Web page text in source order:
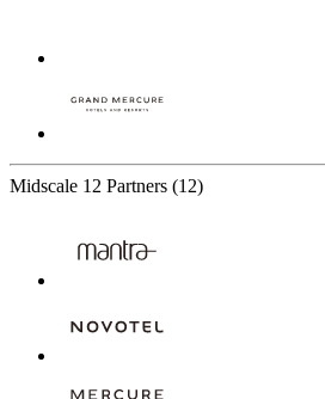
Midscale 12 Partners (12)